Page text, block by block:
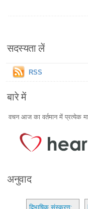
सदस्यता लें
RSS
बारे में
वचन आज का वर्तमान में प्रत्येक
अनुवाद
द्विभाषिक संस्करण: